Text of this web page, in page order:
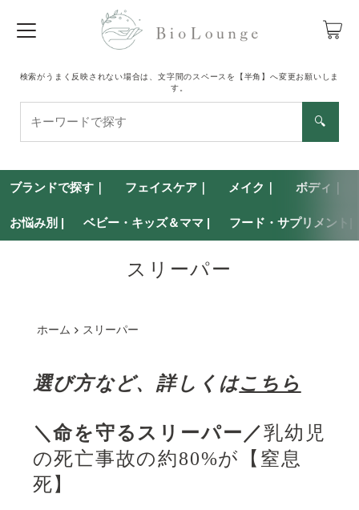
検索がうまく反映されない場合は、文字間のスペースを【半角】へ変更お願いしま
す。
ー
ド
探
す
🔍
ブランドで探す｜ フェイスケア｜ メイク｜ ボディ｜
お悩み別 | ベビー・キッズ＆ママ | フード・サプリメント|
スリーパー
ホーム スリーパー
選び方など、詳しくはこちら
＼命を守るスリーパー／乳幼児
の死亡事故の約80%が【窒息
死】